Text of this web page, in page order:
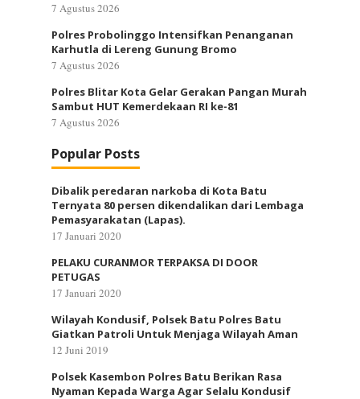
7 Agustus 2026
Polres Probolinggo Intensifkan Penanganan
Karhutla di Lereng Gunung Bromo
7 Agustus 2026
Polres Blitar Kota Gelar Gerakan Pangan Murah
Sambut HUT Kemerdekaan RI ke-81
7 Agustus 2026
Popular Posts
Dibalik peredaran narkoba di Kota Batu
Ternyata 80 persen dikendalikan dari Lembaga
Pemasyarakatan (Lapas).
17 Januari 2020
PELAKU CURANMOR TERPAKSA DI DOOR
PETUGAS
17 Januari 2020
Wilayah Kondusif, Polsek Batu Polres Batu
Giatkan Patroli Untuk Menjaga Wilayah Aman
12 Juni 2019
Polsek Kasembon Polres Batu Berikan Rasa
Nyaman Kepada Warga Agar Selalu Kondusif